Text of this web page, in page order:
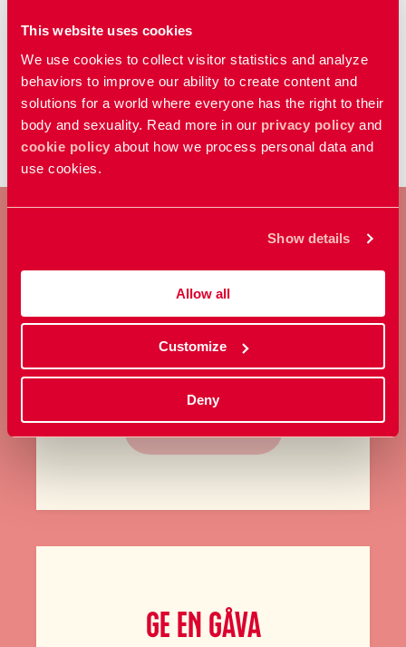
This website uses cookies
We use cookies to collect visitor statistics and analyze
behaviors to improve our ability to create content and
solutions for a world where everyone has the right to their
body and sexuality. Read more in our privacy policy and
cookie policy about how we process personal data and
use cookies.
Show details
Allow all
Customize
Deny
Uppdaterad:10 apr 2026
Publicerad: 01 feb 2018
BLI MEDLEM
Ta ställning för allas rätt att
bestämma över sin kropp och
sexualitet.
Bli medlem
GE EN GÅVA